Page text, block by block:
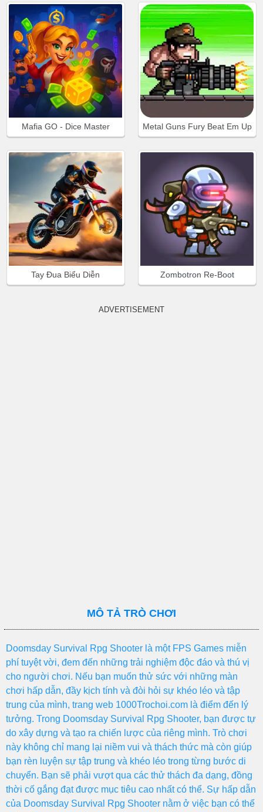
Mafia GO - Dice Master Metal Guns Fury Beat Em Up
Tay Đua Biểu Diễn Zombotron Re-Boot
ADVERTISEMENT
MÔ TẢ TRÒ CHƠI
Doomsday Survival Rpg Shooter là một FPS Games miễn
phí tuyệt vời, đem đến những trải nghiệm độc đáo và thú vị
cho người chơi. Nếu bạn muốn thử sức với những màn
chơi hấp dẫn, đầy kịch tính và đòi hỏi sự khéo léo và tập
trung của mình, trang web 1000Trochoi.com là điểm đến lý
tưởng. Trong Doomsday Survival Rpg Shooter, bạn được tự
do xây dựng và tạo ra chiến lược của riêng mình. Trò chơi
này không chỉ mang lại niềm vui và thách thức mà còn giúp
bạn rèn luyện sự tập trung và khéo léo trong từng bước di
chuyển. Bạn sẽ phải vượt qua các thử thách đa dạng, đồng
thời cố gắng đạt được mục tiêu cao nhất có thể. Sự hấp dẫn
của Doomsday Survival Rpg Shooter nằm ở việc bạn có thể